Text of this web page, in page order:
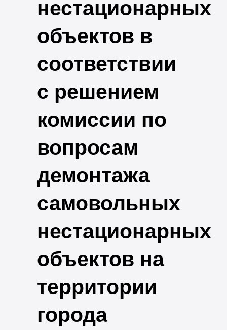
нестационарных
объектов в
соответствии
с решением
комиссии по
вопросам
демонтажа
самовольных
нестационарных
объектов на
территории
города